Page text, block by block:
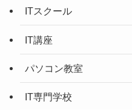
ITスクール
IT講座
パソコン教室
IT専門学校